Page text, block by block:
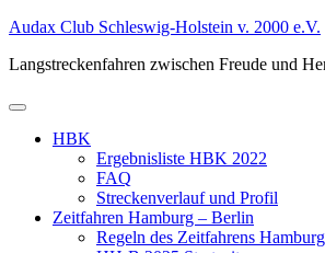
Zum
springen
Audax Club Schleswig-Holstein v. 2000 e.V.
Langstreckenfahren zwischen Freude und
Primäres
HBK
Ergebnisliste HBK 2022
FAQ
Streckenverlauf und Profil
Zeitfahren Hamburg – Berlin
Regeln des Zeitfahrens